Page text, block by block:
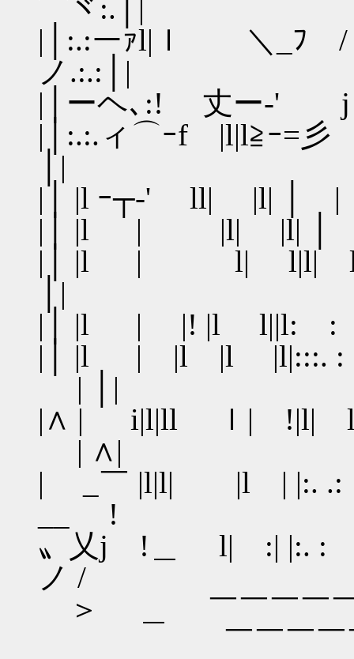
⌒ヾ:.│|
|│:.:ーｧl|ｌ ＼
ノ.:.:│|
|│ーヘ､:! 丈ー‐'
|│:.:.ィ⌒ｰf |l|l≧ｰ
│|
|│ |l ｰ┬‐' ll| |l|
|│ |l | |l| |l| │
|│ |l | l| l|l|
│|
|│ |l | |! |l l||l:
|│ |l | |l |l |l|:::.
| │|
|∧ | i|l|ll ｌ|
| ∧|
| _￣ |l|l| |l |
__ !
〟乂j !＿ l| :|
ノ /
＞ ＿ ￣￣￣￣
￣￣￣￣￣￣